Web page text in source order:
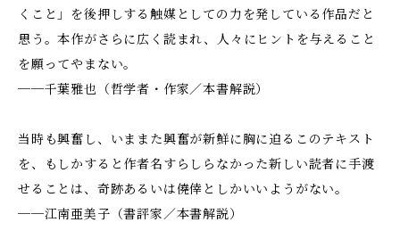
くこと」を後押しする触媒としての力を発している作品だと
思う。本作がさらに広く読まれ、人々にヒントを与えること
を願ってやまない。
──千葉雅也（哲学者・作家／本書解説）
当時も興奮し、いままた興奮が新鮮に胸に迫るこのテキスト
を、もしかすると作者名すらしらなかった新しい読者に手渡
せることは、奇跡あるいは僥倖としかいいようがない。
──江南亜美子（書評家／本書解説）